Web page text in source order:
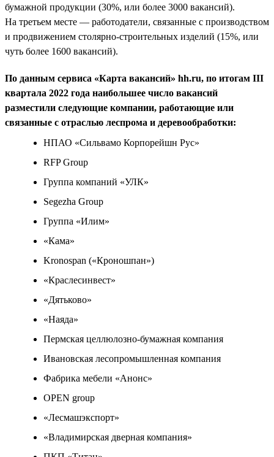
бумажной продукции (30%, или более 3000 вакансий).
На третьем месте — работодатели, связанные с производством
и продвижением столярно-строительных изделий (15%, или
чуть более 1600 вакансий).
По данным сервиса «Карта вакансий» hh.ru, по итогам III
квартала 2022 года наибольшее число вакансий
разместили следующие компании, работающие или
связанные с отраслью леспрома и деревообработки:
НПАО «Сильвамо Корпорейшн Рус»
RFP Group
Группа компаний «УЛК»
Segezha Group
Группа «Илим»
«Кама»
Kronospan («Кроношпан»)
«Краслесинвест»
«Дятьково»
«Наяда»
Пермская целлюлозно-бумажная компания
Ивановская лесопромышленная компания
Фабрика мебели «Анонс»
OPEN group
«Лесмашэкспорт»
«Владимирская дверная компания»